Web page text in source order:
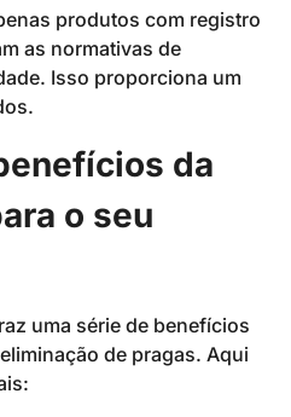
produtos com registro
as normativas de
Isso proporciona um
da
o seu
uma série de benefícios
de pragas. Aqui